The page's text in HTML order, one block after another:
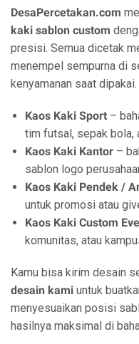
DesaPercetakan.com
kaki sablon custom
presisi. Semua dicetak
menempel sempurna di
kenyamanan saat dipakai.
Kaos Kaki Sport –
tim futsal, sepak bola,
Kaos Kaki Kantor –
sablon logo
Kaos Kaki Pendek /
untuk promosi atau
Kaos Kaki Custom
komunitas, atau
Kamu bisa kirim desain
desain kami untuk
menyesuaikan posisi
hasilnya maksimal di